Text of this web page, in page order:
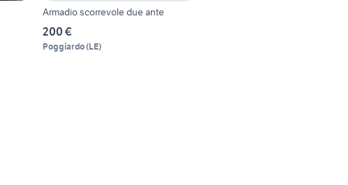
Armadio scorrevole due ante
200 €
Poggiardo(LE)